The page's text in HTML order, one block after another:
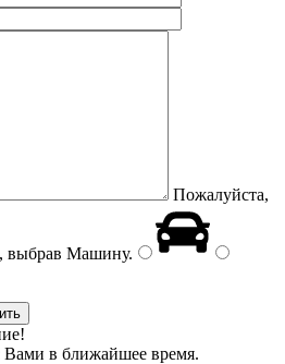
Пожалуйста,
выбрав Машину.
в ближайшее время.